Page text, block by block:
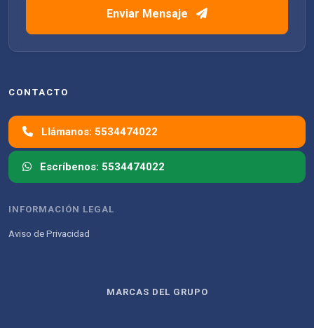
Enviar Mensaje
CONTACTO
Llámanos: 5534474022
Escríbenos: 5534474022
INFORMACIÓN LEGAL
Aviso de Privacidad
MARCAS DEL GRUPO